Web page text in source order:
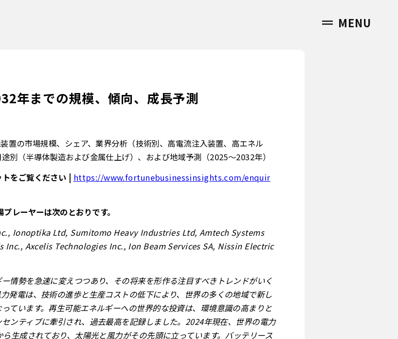
MENU
年までの規模、傾向、成長予測
置の市場規模、シェア、業界分析（技術別、高電流注入装置、高エネル
別（半導体製造および金属仕上げ）、および地域予測（2025～2032年）
をご覧ください | https://www.fortunebusinessinsights.com/enquir
レーヤーは次のとおりです。
Ionoptika Ltd, Sumitomo Heavy Industries Ltd, Amtech Systems
Axcelis Technologies Inc., Ion Beam Services SA, Nissin Electric
情勢を急速に変えつつあり、その将来を形作る注目すべきトレンドがいく
発電は、技術の進歩と生産コストの低下により、世界の多くの地域で新し
ています。再生可能エネルギーへの世界的な投資は、環境意識の高まりと
ンティブに牽引され、過去最高を記録しました。2024年現在、世界の電力
生成されており、太陽光と風力がその先頭に立っています。バッテリース